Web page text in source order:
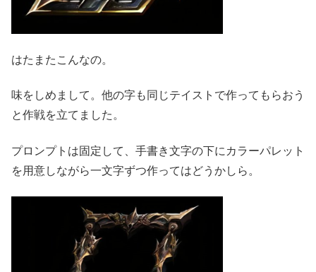
はたまたこんなの。
味をしめまして。他の字も同じテイストで作ってもらおう
と作戦を立てました。
プロンプトは固定して、手書き文字の下にカラーパレット
を用意しながら一文字ずつ作ってはどうかしら。